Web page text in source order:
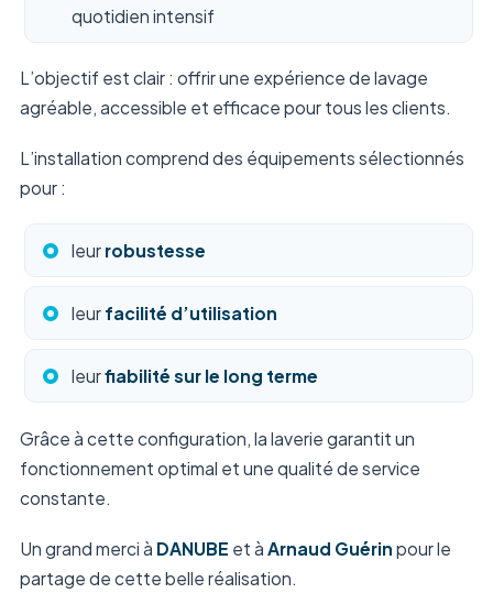
quotidien intensif
L’objectif est clair : offrir une expérience de lavage
agréable, accessible et efficace pour tous les clients.
L’installation comprend des équipements sélectionnés
pour :
leur robustesse
leur facilité d’utilisation
leurfiabilité sur le long terme
Grâce à cette configuration, la laverie garantit un
fonctionnement optimal et une qualité de service
constante.
Un grand merci à DANUBE et à Arnaud Guérin pour le
partage de cette belle réalisation.